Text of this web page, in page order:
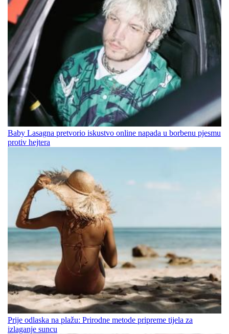
Baby Lasagna pretvorio iskustvo online napada u borbenu pjesmu
protiv hejtera
Prije odlaska na plažu: Prirodne metode pripreme tijela za
izlaganje suncu